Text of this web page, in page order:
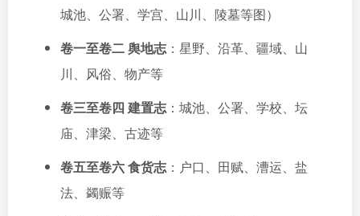
城池、公署、学宫、山川、陵墓等图）
卷一至卷二 舆地志：星野、沿革、疆域、山
川、风俗、物产等
卷三至卷四 建置志：城池、公署、学校、坛
庙、津梁、古迹等
卷五至卷六 食货志：户口、田赋、漕运、盐
法、蠲赈等